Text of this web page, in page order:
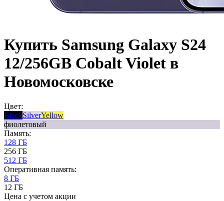
Купить Samsung Galaxy S24
12/256GB Cobalt Violet в
Новомосковске
Цвет:
BlackSilverYellow
фиолетовый
Память:
128 ГБ
256 ГБ
512 ГБ
Оперативная память:
8 ГБ
12 ГБ
Цена с учетом акции